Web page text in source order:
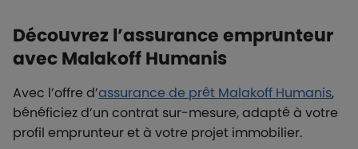
Découvrez l’assurance emprunteur
avec Malakoff Humanis
Avec l’offre d’assurance de prêt Malakoff Humanis,
bénéficiez d’un contrat sur-mesure, adapté à votre
profil emprunteur et à votre projet immobilier.